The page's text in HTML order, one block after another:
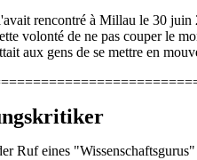
rencontré à Millau le 30
volonté de ne pas couper le
aux gens de se mettre en
Ruf eines